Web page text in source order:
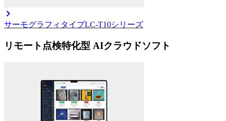
サーモグラフィタイプLC-T10シリーズ
リモート点検特化型 AIクラウドソフト